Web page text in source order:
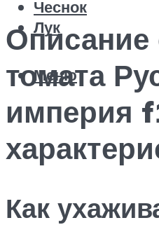
Чеснок
Лук
Меню
Описание
томата
империя
Как